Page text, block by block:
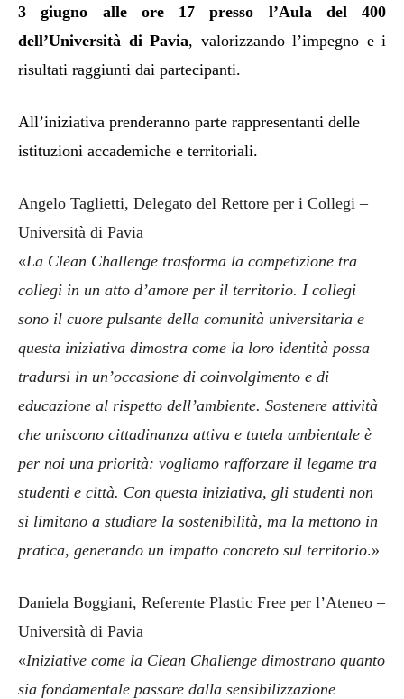
3 giugno alle ore 17 presso l’Aula del 400
dell’Università di Pavia, valorizzando l’impegno e i
risultati raggiunti dai partecipanti.
All’iniziativa prenderanno parte rappresentanti delle
istituzioni accademiche e territoriali.
Angelo Taglietti, Delegato del Rettore per i Collegi –
Università di Pavia
«La Clean Challenge trasforma la competizione tra
collegi in un atto d’amore per il territorio. I collegi
sono il cuore pulsante della comunità universitaria e
questa iniziativa dimostra come la loro identità possa
tradursi in un’occasione di coinvolgimento e di
educazione al rispetto dell’ambiente. Sostenere attività
che uniscono cittadinanza attiva e tutela ambientale è
per noi una priorità: vogliamo rafforzare il legame tra
studenti e città. Con questa iniziativa, gli studenti non
si limitano a studiare la sostenibilità, ma la mettono in
pratica, generando un impatto concreto sul territorio.»
Daniela Boggiani, Referente Plastic Free per l’Ateneo –
Università di Pavia
«Iniziative come la Clean Challenge dimostrano quanto
sia fondamentale passare dalla sensibilizzazione